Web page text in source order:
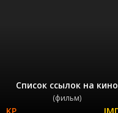
Список ссылок на кино
(фильм)